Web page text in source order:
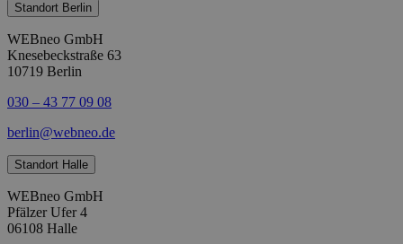
Standort Berlin
WEBneo GmbH
Knesebeckstraße 63
10719 Berlin
030 – 43 77 09 08
berlin@webneo.de
Standort Halle
WEBneo GmbH
Pfälzer Ufer 4
06108 Halle